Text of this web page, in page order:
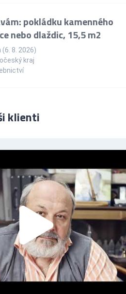
pokládku kamenného
nebo dlaždic, 15,5 m2
(6. 8. 2026)
kraj
klienti